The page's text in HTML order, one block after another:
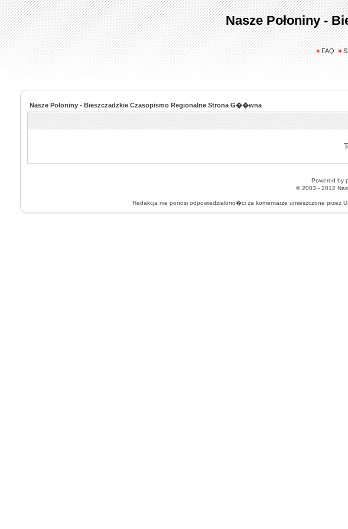
Nasze Połoniny -
» FAQ »
Nasze Połoniny - Bieszczadzkie Czasopismo Regionalne Strona G��wna
Powered by
© 2003 - 2012
Redakcja nie ponosi odpowiedzialono�ci za komentarze umieszczone